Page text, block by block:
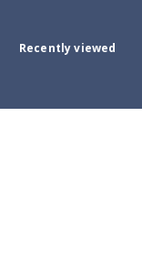
Recently viewed